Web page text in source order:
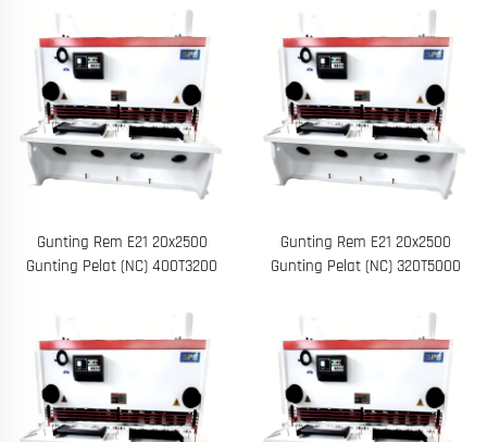
Gunting Rem E21 20x2500
Gunting Pelat (NC) 400T3200
Gunting Rem E21 20x2500
Gunting Pelat (NC) 320T5000